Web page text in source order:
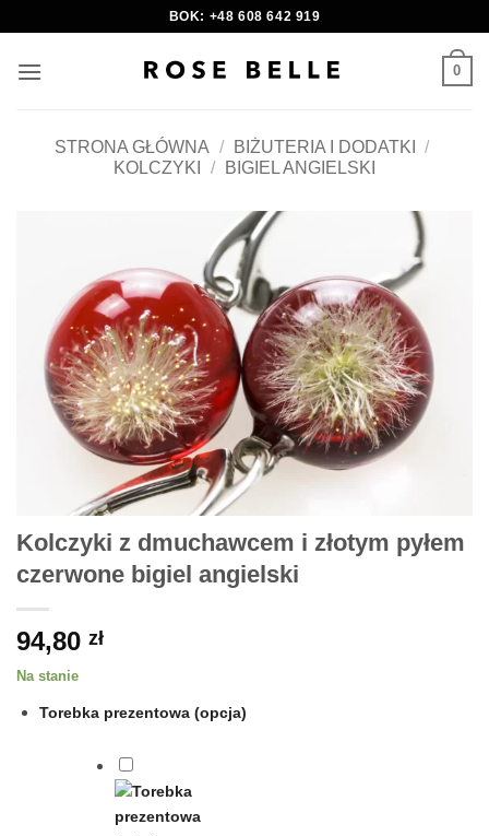
content
BOK: +48 608 642 919
0
STRONA GŁÓWNA / BIŻUTERIA I DODATKI
/
KOLCZYKI
/ BIGIEL ANGIELSKI
Kolczyki z dmuchawcem i złotym pyłem
czerwone bigiel angielski
94,80 zł
Na stanie
Torebka prezentowa (opcja)